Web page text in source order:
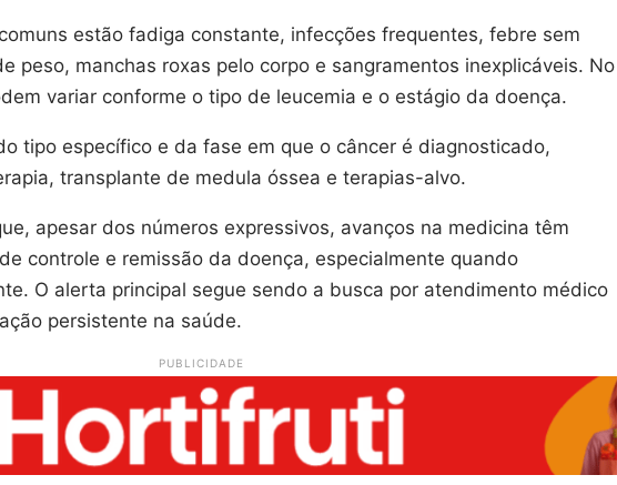
estão fadiga constante, infecções frequentes, febre sem
peso, manchas roxas pelo corpo e sangramentos inexplicáveis. No
variar conforme o tipo de leucemia e o estágio da doença.
tipo específico e da fase em que o câncer é diagnosticado,
transplante de medula óssea e terapias-alvo.
apesar dos números expressivos, avanços na medicina têm
controle e remissão da doença, especialmente quando
O alerta principal segue sendo a busca por atendimento médico
persistente na saúde.
PUBLICIDADE